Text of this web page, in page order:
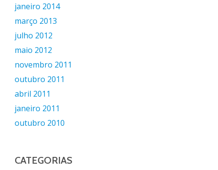
janeiro 2014
março 2013
julho 2012
maio 2012
novembro 2011
outubro 2011
abril 2011
janeiro 2011
outubro 2010
CATEGORIAS